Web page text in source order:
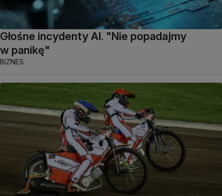
Głośne incydenty AI. "Nie popadajmy
w panikę"
BIZNES